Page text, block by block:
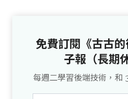
免費訂閱《古古
子報（長期
每週二學習後端技術，和